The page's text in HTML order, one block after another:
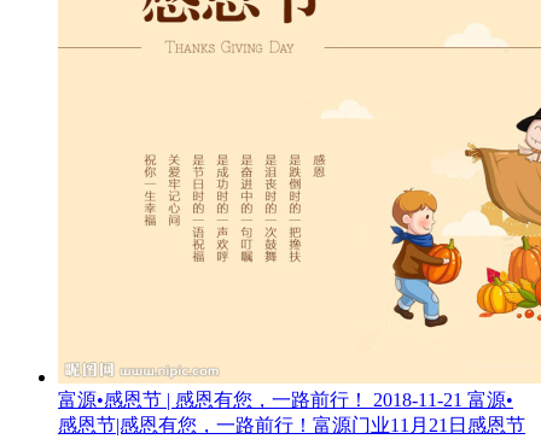
富源•感恩节 | 感恩有您，一路前行！ 2018-11-21 富源•
感恩节|感恩有您，一路前行！富源门业11月21日感恩节